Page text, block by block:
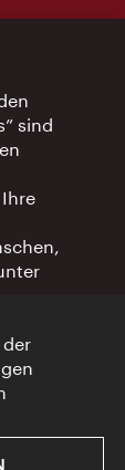
sind
der